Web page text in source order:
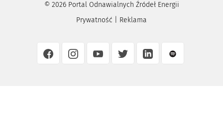
© 2026Portal Odnawialnych Źródeł Energii
Prywatność
Reklama